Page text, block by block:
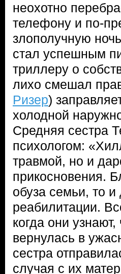
неохотно
телефону и по-
злополучную
стал успешным
триллеру о
лихо смешал
Ризер)
холодной
Средняя сестра
психологом:
травмой, но и
прикосновения.
обуза семьи, то
реабилитации.
когда они
вернулась в
сестра
случая с их